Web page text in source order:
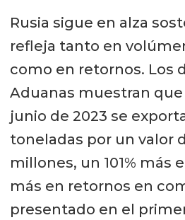
Rusia sigue en alza
refleja tanto en
como en retornos. Los
Aduanas muestran
junio de 2023 se
toneladas por un valor
millones, un 101% más
más en retornos en
presentado en el